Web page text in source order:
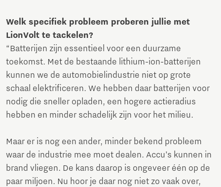
Welk specifiek probleem proberen jullie met
LionVolt te tackelen?
“Batterijen zijn essentieel voor een duurzame
toekomst. Met de bestaande lithium-ion-batterijen
kunnen we de automobielindustrie niet op grote
schaal elektrificeren. We hebben daar batterijen voor
nodig die sneller opladen, een hogere actieradius
hebben en minder schadelijk zijn voor het milieu.
Maar er is nog een ander, minder bekend probleem
waar de industrie mee moet dealen. Accu’s kunnen in
brand vliegen. De kans daarop is ongeveer één op de
paar miljoen. Nu hoor je daar nog niet zo vaak over,